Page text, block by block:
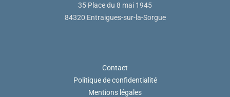
35 Place du 8 mai 1945
84320 Entraigues-sur-la-Sorgue
Contact
Politique de confidentialité
Mentions légales